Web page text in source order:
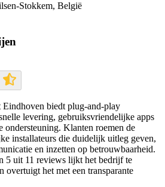
Stokkem, België
biedt plug-and-play
levering, gebruiksvriendelijke apps
ondersteuning. Klanten roemen de
installateurs die duidelijk uitleg geven,
en inzetten op betrouwbaarheid.
5 uit 11 reviews lijkt het bedrijf te
overtuigt het met een transparante